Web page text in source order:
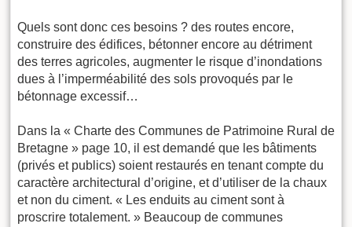
Quels sont donc ces besoins ? des routes encore,
construire des édifices, bétonner encore au détriment
des terres agricoles, augmenter le risque d’inondations
dues à l’imperméabilité des sols provoqués par le
bétonnage excessif…
Dans la « Charte des Communes de Patrimoine Rural de
Bretagne » page 10, il est demandé que les bâtiments
(privés et publics) soient restaurés en tenant compte du
caractère architectural d’origine, et d’utiliser de la chaux
et non du ciment. « Les enduits au ciment sont à
proscrire totalement. » Beaucoup de communes